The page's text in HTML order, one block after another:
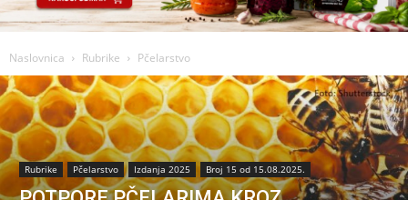
Naslovnica Rubrike Pčelarstvo
Rubrike Pčelarstvo Izdanja 2025 Broj 15 od 15.08.2025.